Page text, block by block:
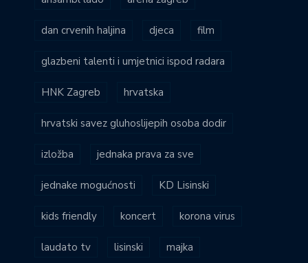
dan crvenih haljina djeca film
glazbeni talenti i umjetnici ispod radara
HNK Zagreb hrvatska
hrvatski savez gluhoslijepih osoba dodir
izložba jednaka prava za sve
jednake mogućnosti KD Lisinski
kids friendly koncert korona virus
laudato tv lisinski majka